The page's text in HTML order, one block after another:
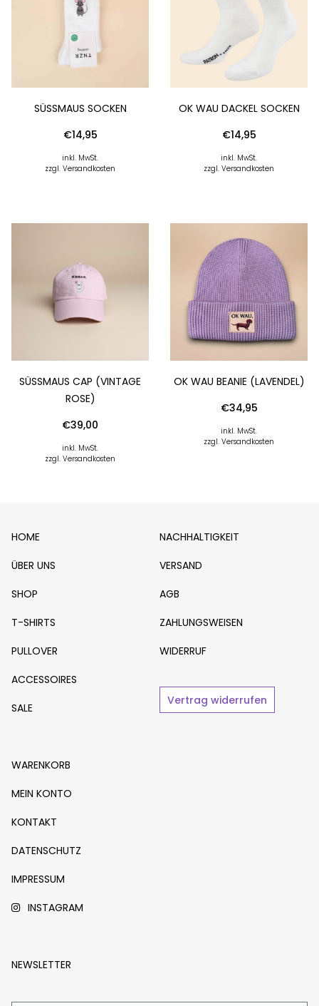
SÜSSMAUS SOCKEN
€14,95
inkl. MwSt.
zzgl. Versandkosten
OK WAU DACKEL SOCKEN
€14,95
inkl. MwSt.
zzgl. Versandkosten
SÜSSMAUS CAP (VINTAGE R
OSE)
€39,00
inkl. MwSt.
zzgl. Versandkosten
OK WAU BEANIE (LAVENDEL)
€34,95
inkl. MwSt.
zzgl. Versandkosten
HOME
ÜBER UNS
SHOP
T-SHIRTS
PULLOVER
ACCESSOIRES
SALE
NACHHALTIGKEIT
VERSAND
AGB
ZAHLUNGSWEISEN
WIDERRUF
Vertrag widerrufen
WARENKORB
MEIN KONTO
KONTAKT
DATENSCHUTZ
IMPRESSUM
INSTAGRAM
NEWSLETTER